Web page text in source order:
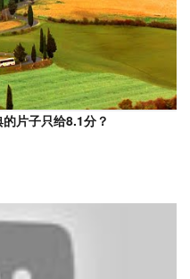
片子只给8.1分？